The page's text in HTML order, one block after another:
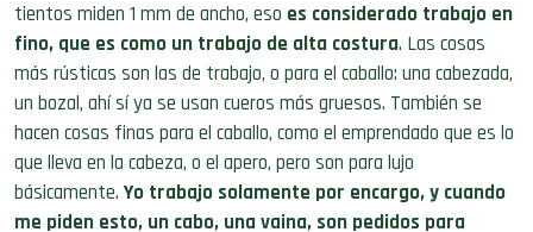
tientos miden 1 mm de ancho, eso es considerado trabajo en
fino, que es como un trabajo de alta costura. Las cosas
más rústicas son las de trabajo, o para el caballo: una cabezada,
un bozal, ahí sí ya se usan cueros más gruesos. También se
hacen cosas finas para el caballo, como el emprendado que es lo
que lleva en la cabeza, o el apero, pero son para lujo
básicamente. Yo trabajo solamente por encargo, y cuando
me piden esto, un cabo, una vaina, son pedidos para